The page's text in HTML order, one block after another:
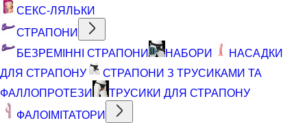
СЕКС-ЛЯЛЬКИ
СТРАПОНИ
БЕЗРЕМІННІ СТРАПОНИ
НАБОРИ
НАСАДКИ
ДЛЯ СТРАПОНУ
СТРАПОНИ З ТРУСИКАМИ ТА
ФАЛЛОПРОТЕЗИ
ТРУСИКИ ДЛЯ СТРАПОНУ
ФАЛОІМІТАТОРИ